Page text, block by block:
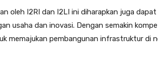
oleh I2RI dan I2LI ini diharapkan juga
usaha dan inovasi. Dengan semakin
memajukan pembangunan infrastruktur di